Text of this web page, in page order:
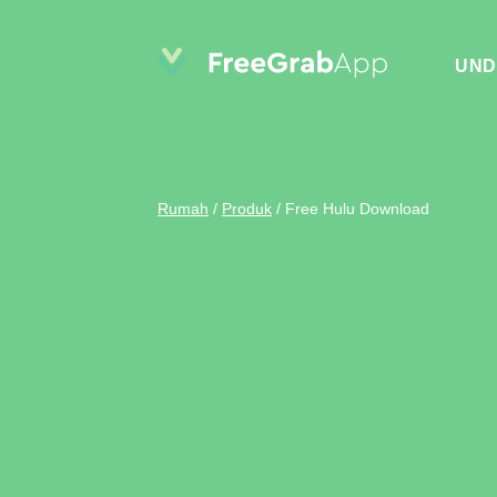
Rumah / Produk / Free Hulu Download